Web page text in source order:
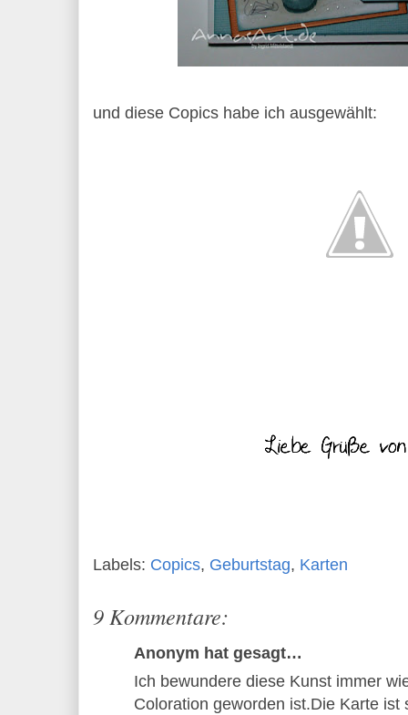
und diese Copics habe ich ausgewählt:
Labels: Copics, Geburtstag, Karten
9 Kommentare:
Anonym hat gesagt…
Ich bewundere diese Kunst immer
Coloration geworden ist.Die Karte ist